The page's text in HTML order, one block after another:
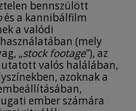
bennszülött
és a kannibálfilm
a valódi
(mely
„stock footage”), az
valós halálában,
azoknak a
ember számára